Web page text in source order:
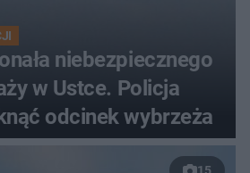
niebezpiecznego
w Ustce. Policja
odcinek wybrzeża
15